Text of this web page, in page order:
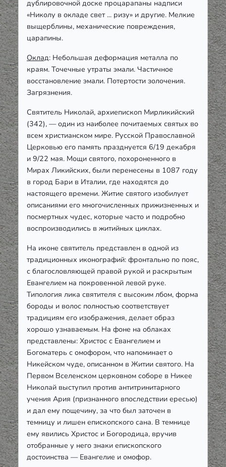
дублировочной доске процарапаны надписи
«Николу в окладе свет ... ризу» и другие. Мелкие
выщерблины, механические повреждения,
царапины.
Оклад: Небольшая деформация металла по
краям. Точечные утраты эмали. Частичное
восстановление эмали. Потертости золочения.
Загрязнения.
Святитель Николай, архиепископ Мирликийский
(342), — один из наиболее почитаемых святых во
всем христианском мире. Русской Православной
Церковью его память празднуется 6/19 декабря
и 9/22 мая. Мощи святого, похороненного в
Мирах Ликийских, были перенесены в 1087 году
в город Бари в Италии, где находятся до
настоящего времени. Житие святого изобилует
описаниями его многочисленных прижизненных и
посмертных чудес, которые часто и подробно
воспроизводились в житийных циклах.
На иконе святитель представлен в одной из
традиционных иконографий: фронтально по пояс,
с благословляющей правой рукой и раскрытым
Евангелием на покровенной левой руке.
Типология лика святителя с высоким лбом, форма
бороды и волос полностью соответствует
традициям его изображения, делает образ
хорошо узнаваемым. На фоне на облаках
представлены: Христос с Евангелием и
Богоматерь с омофором, что напоминает о
Никейском чуде, описанном в Житии святого. На
Первом Вселенском церковном соборе в Никее
Николай выступил против антитринитарного
учения Ария (признанного впоследствии ересью)
и дал ему пощечину, за что был заточен в
темницу и лишен епископского сана. В темнице
ему явились Христос и Богородица, вручив
отобранные у него знаки епископского
достоинства — Евангелие и омофор.